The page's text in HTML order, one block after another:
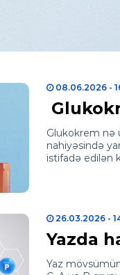
08.06.2026 -
Glukokrem nə
nahiyəsində
istifadə edilən
26.03.2026 -
Yazda
Yaz